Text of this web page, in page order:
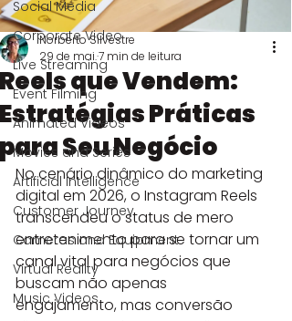
Social Media
Corporate Video
Live Streaming
Event Filming
Animated Videos
Movies and Series
Artificial Intelligence
Customer Journey
Cameras and Equipment
Virtual Reality
Music Videos
Reels que Vendem:
Estratégias Práticas
para Seu Negócio
Norberto Silvestre
29 de mai.7 min de leitura
No cenário dinâmico do marketing
digital em 2026, o Instagram Reels
transcendeu o status de mero
entretenimento para se tornar um
canal vital para negócios que
buscam não apenas
engajamento, mas conversão